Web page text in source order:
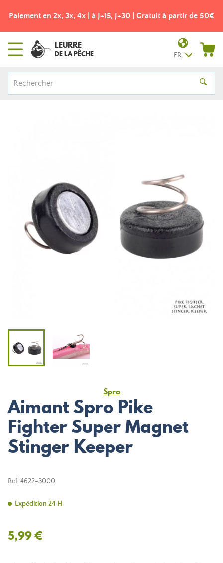
Paiement en 2x, 3x, 4x | à J+15, J+30 | Gratuit à partir de 50€
LEURRE
DE LA PÊCHE FR
Spro
Aimant Spro Pike
Fighter Super Magnet
Stinger Keeper
Ref. 4622-3000
Expédition 24 H
5,99 €